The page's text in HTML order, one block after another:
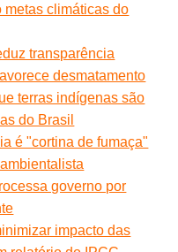
metas climáticas do
transparência
desmatamento
terras indígenas são
do Brasil
é "cortina de fumaça"
governo por
impacto das